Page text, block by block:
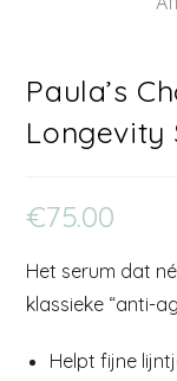
Paula’s
Longevity
€75.00
Het serum dat
klassieke “anti-
Helpt fijne